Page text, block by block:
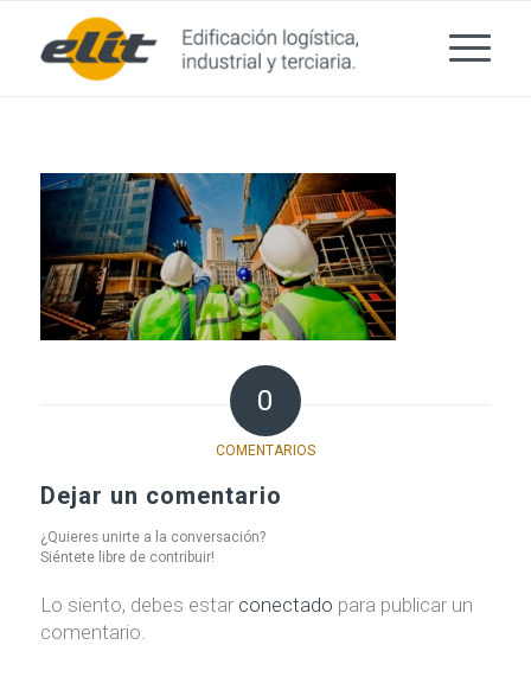
0
COMENTARIOS
Dejar un comentario
¿Quieres unirte a la conversación?
Siéntete libre de contribuir!
Lo siento, debes estar conectado para publicar un
comentario.